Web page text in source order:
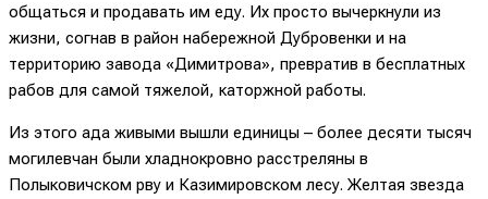
общаться и продавать им еду. Их просто вычеркнули из
жизни, согнав в район набережной Дубровенки и на
территорию завода «Димитрова», превратив в бесплатных
рабов для самой тяжелой, каторжной работы.
Из этого ада живыми вышли единицы – более десяти тысяч
могилевчан были хладнокровно расстреляны в
Полыковичском рву и Казимировском лесу. Желтая звезда